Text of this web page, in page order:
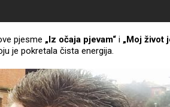
pjesme „Iz očaja pjevam“ i „Moj život
je pokretala čista energija.